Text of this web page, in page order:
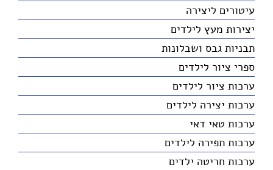
עיטורים ליצירה
יצירות מעץ לילדים
תבניות גבס ושבלונות
ספרי ציור לילדים
ערכות ציור לילדים
ערכות יצירה לילדים
ערכות טאי דאי
ערכות תפירה לילדים
ערכות חריטה ילדים